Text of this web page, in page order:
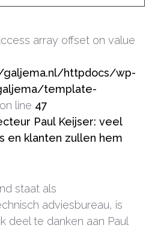
array offset on value
httpdocs/wp-
template-
on line 47
Paul Keijser: veel
en klanten zullen hem
staat als
adviesbureau, is
deel te danken aan Paul